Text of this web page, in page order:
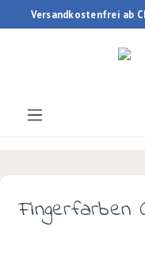
Zum Hauptinhalt
Versandkostenfrei ab
Fingerfarben